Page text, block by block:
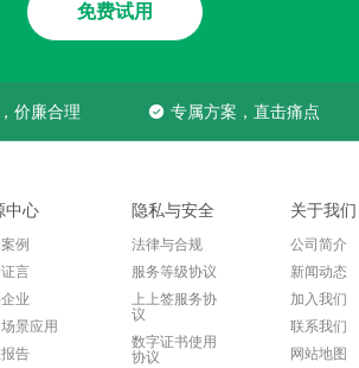
免费试用
价廉合理 专属方案，直击痛点
中心
例
言
业
景应用
告
隐私与安全
法律与合规
服务等级协议
上上签服务协
议
数字证书使用
协议
关于我们
公司简介
新闻动态
加入我们
联系我们
网站地图